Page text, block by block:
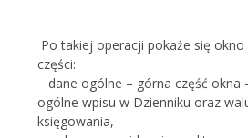
Po takiej operacji pokaże się
części:
− dane ogólne – górna część okna
ogólne wpisu w Dzienniku oraz
księgowania,